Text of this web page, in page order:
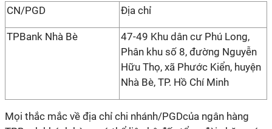
CN/PGD
Địa chỉ
TPBank Nhà Bè
47-49 Khu dân cư Phú Long,
Phân khu số 8, đường Nguyễn
Hữu Thọ, xã Phước Kiển, huyện
Nhà Bè, TP. Hồ Chí Minh
Mọi thắc mắc về địa chỉ chi nhánh/PGDcủa ngân hàng